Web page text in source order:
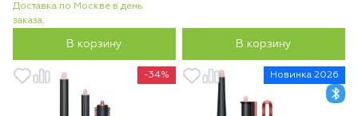
Доставка по Москве в день
заказа.
В корзину В корзину
-34% Новинка 2026